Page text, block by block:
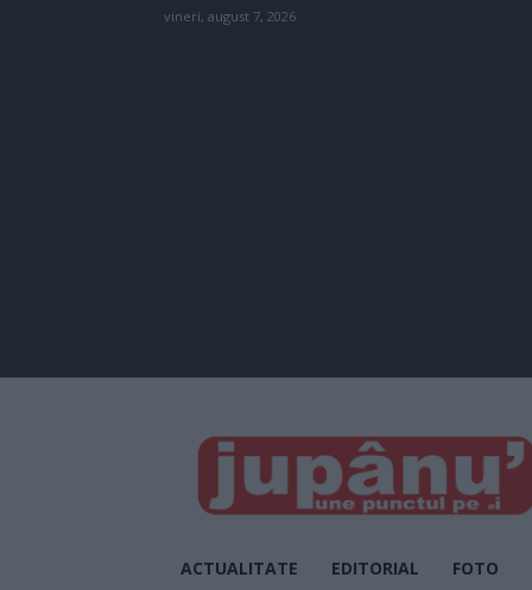
vineri, august 7, 2026
JUPÂNU'
ACTUALITATE EDITORIAL FOTO